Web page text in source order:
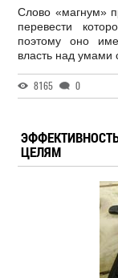
Слово «магнум»
перевести
поэтому оно
власть над умами
8165 0
ЦЕЛЯМ